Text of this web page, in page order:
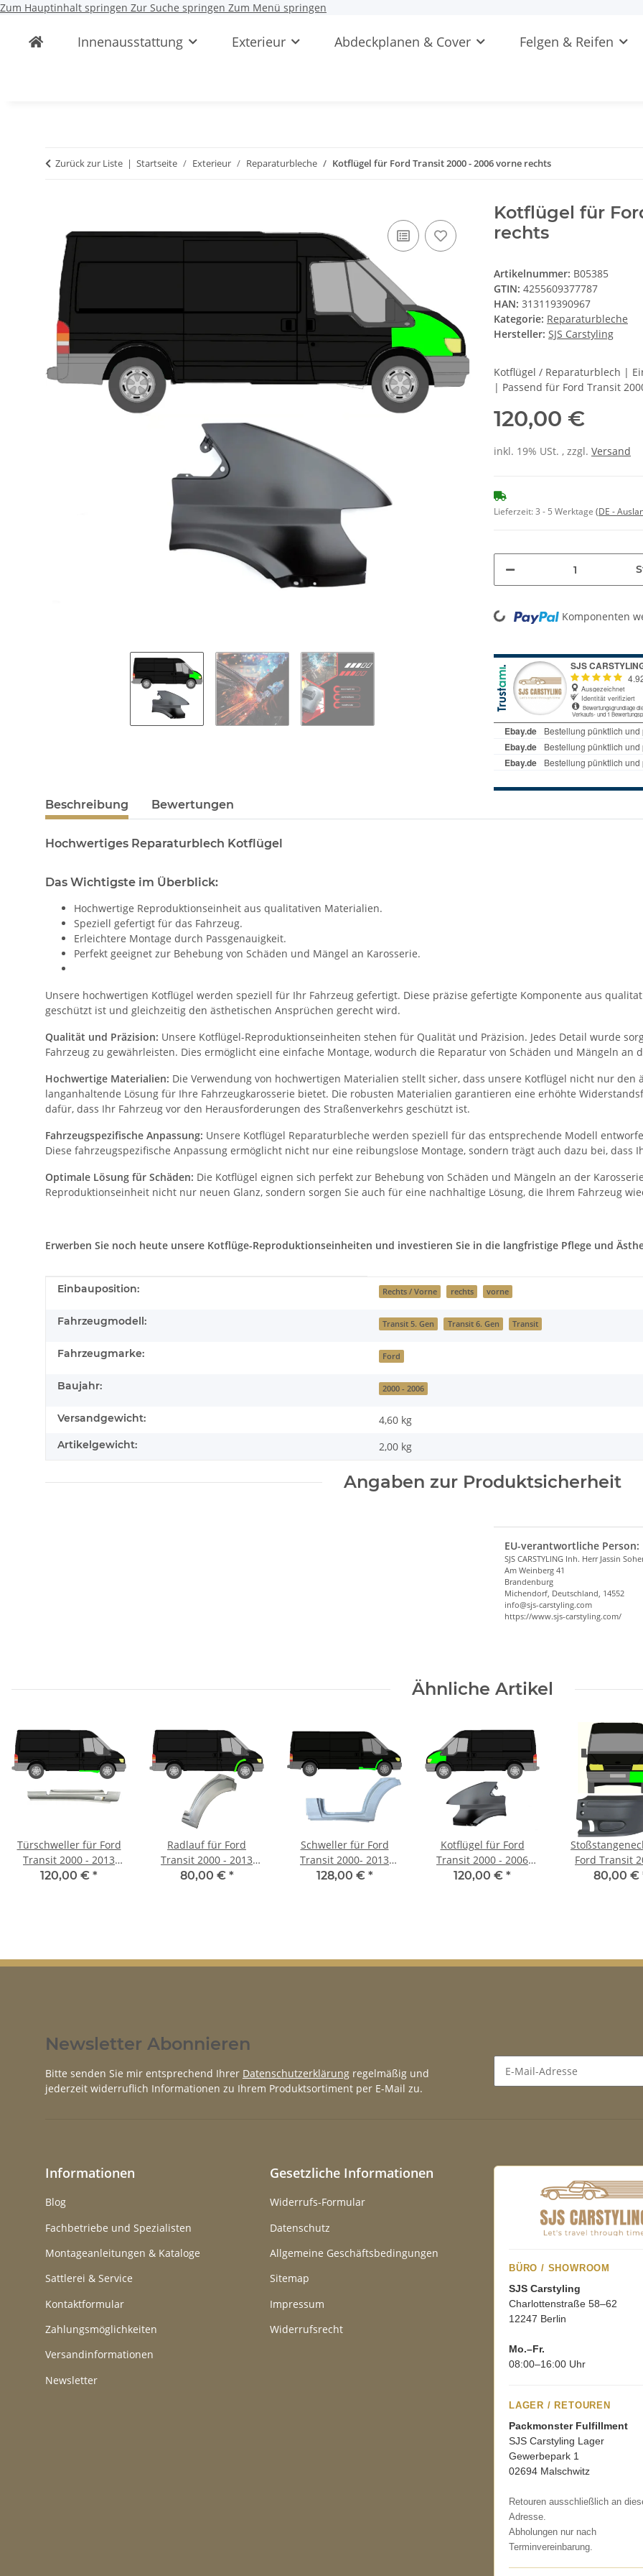
Zum Hauptinhalt springen Zur Suche springen Zum Menü springen
Innenausstattung Exterieur Abdeckplanen & Cover Felgen & Reifen
Zurück zur Liste Startseite Exterieur Reparaturbleche Kotflügel für Ford Transit 2000 - 2006 vorne rechts
Kotflügel für
rechts
Artikelnummer: B05385
GTIN: 4255609377787
HAN: 313119390967
Kategorie: Reparaturbleche
Hersteller: SJS Carstyling
Kotflügel / Reparaturblech |
| Passend für Ford Transit
120,00 €
inkl. 19% USt. , zzgl. Versand
Lieferzeit:3 - 5 Werktage (DE -
Loading... Komponenten
Beschreibung Bewertungen
Hochwertiges Reparaturblech Kotflügel
Das Wichtigste im Überblick:
Hochwertige Reproduktionseinheit aus qualitativen Materialien.
Speziell gefertigt für das Fahrzeug.
Erleichtere Montage durch Passgenauigkeit.
Perfekt geeignet zur Behebung von Schäden und Mängel an Karosserie.
Unsere hochwertigen Kotflügel werden speziell für Ihr Fahrzeug gefertigt. Diese präzise gefertigte Komponente aus
geschützt ist und gleichzeitig den ästhetischen Ansprüchen gerecht wird.
Qualität und Präzision: Unsere Kotflügel-Reproduktionseinheiten stehen für Qualität und Präzision. Jedes Detail wurde
Fahrzeug zu gewährleisten. Dies ermöglicht eine einfache Montage, wodurch die Reparatur von Schäden und Mängeln an
Hochwertige Materialien: Die Verwendung von hochwertigen Materialien stellt sicher, dass unsere Kotflügel nicht nur
langanhaltende Lösung für Ihre Fahrzeugkarosserie bietet. Die robusten Materialien garantieren eine erhöhte
dafür, dass Ihr Fahrzeug vor den Herausforderungen des Straßenverkehrs geschützt ist.
Fahrzeugspezifische Anpassung: Unsere Kotflügel Reparaturbleche werden speziell für das entsprechende Modell
Diese fahrzeugspezifische Anpassung ermöglicht nicht nur eine reibungslose Montage, sondern trägt auch dazu bei,
Optimale Lösung für Schäden: Die Kotflügel eignen sich perfekt zur Behebung von Schäden und Mängeln an der
Reproduktionseinheit nicht nur neuen Glanz, sondern sorgen Sie auch für eine nachhaltige Lösung, die Ihrem Fahrzeug
Erwerben Sie noch heute unsere Kotflüge-Reproduktionseinheiten und investieren Sie in die langfristige Pflege und
Produkteigenschaft
Wert
Einbauposition: Rechts / Vorne rechts vorne
Fahrzeugmodell: Transit 5. Gen Transit 6. Gen Transit
Fahrzeugmarke: Ford
Baujahr: 2000 - 2006
Versandgewicht: 4,60 kg
Artikelgewicht: 2,00 kg
Angaben zur Produktsicherheit
EU-verantwortliche Person:
SJS CARSTYLING Inh. Herr Jassin
Am Weinberg 41
Brandenburg
Michendorf, Deutschland, 14552
info@sjs-carstyling.com
https://www.sjs-carstyling.com/
Ähnliche Artikel
Türschweller für Ford
Transit 2000 - 2013
vorne rechts
120,00 € *
Radlauf für Ford
Transit 2000 - 2013
vorne rechts
80,00 € *
Schweller für Ford
Transit 2000- 2013
vorne rechts
128,00 € *
Kotflügel für Ford
Transit 2000 - 2006
vorne links
120,00 € *
Ford Transit
2006 vorne
80,00 €
Newsletter Abonnieren
Bitte senden Sie mir entsprechend Ihrer Datenschutzerklärung regelmäßig und
jederzeit widerruflich Informationen zu Ihrem Produktsortiment per E-Mail zu.
Informationen
Blog
Fachbetriebe und Spezialisten
Montageanleitungen & Kataloge
Sattlerei & Service
Kontaktformular
Zahlungsmöglichkeiten
Versandinformationen
Newsletter
Gesetzliche Informationen
Widerrufs-Formular
Datenschutz
Allgemeine Geschäftsbedingungen
Sitemap
Impressum
Widerrufsrecht
BÜRO / SHOWROOM
SJS Carstyling
Charlottenstraße 58–62
12247 Berlin
Mo.–Fr.
08:00–16:00 Uhr
LAGER / RETOUREN
Packmonster Fulfillment
SJS Carstyling Lager
Gewerbepark 1
02694 Malschwitz
Retouren ausschließlich an
Adresse.
Abholungen nur nach
Terminvereinbarung.